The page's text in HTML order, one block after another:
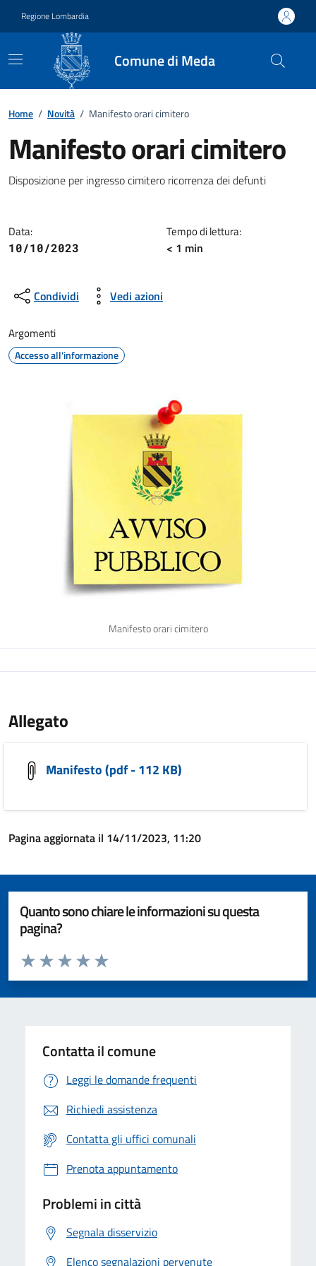
Regione Lombardia
Comune di Meda
Home / Novità / Manifesto orari cimitero
Manifesto orari cimitero
Dettagli della notizia
Disposizione per ingresso cimitero ricorrenza dei defunti
Data:
10/10/2023
Tempo di lettura:
< 1 min
Condividi Vedi azioni
Argomenti
Accesso all'informazione
Manifesto orari cimitero
Allegato
Manifesto (pdf - 112 KB)
Pagina aggiornata il 14/11/2023, 11:20
Quanto sono chiare le informazioni su questa
pagina?
Valuta da 1 a 5 stelle la pagina
Valuta 5 stelle su 5
Valuta 4 stelle su 5
Valuta 3 stelle su 5
Valuta 2 stelle su 5
Valuta 1 stelle su 5
Contatta il comune
Leggi le domande frequenti
Richiedi assistenza
Contatta gli uffici comunali
Prenota appuntamento
Problemi in città
Segnala disservizio
Elenco segnalazioni pervenute